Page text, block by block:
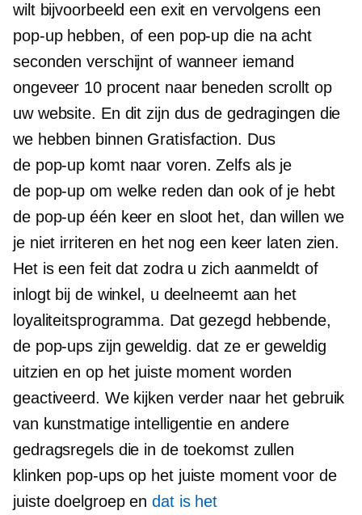
wilt bijvoorbeeld een exit en vervolgens een
pop-up hebben, of een pop-up die na acht
seconden verschijnt of wanneer iemand
ongeveer 10 procent naar beneden scrollt op
uw website. En dit zijn dus de gedragingen die
we hebben binnen Gratisfaction. Dus
de pop-up komt naar voren. Zelfs als je
de pop-up om welke reden dan ook of je hebt
de pop-up één keer en sloot het, dan willen we
je niet irriteren en het nog een keer laten zien.
Het is een feit dat zodra u zich aanmeldt of
inlogt bij de winkel, u deelneemt aan het
loyaliteitsprogramma. Dat gezegd hebbende,
de pop-ups zijn geweldig. dat ze er geweldig
uitzien en op het juiste moment worden
geactiveerd. We kijken verder naar het gebruik
van kunstmatige intelligentie en andere
gedragsregels die in de toekomst zullen
klinken pop-upsop het juiste moment voor de
juiste doelgroep en dat is het